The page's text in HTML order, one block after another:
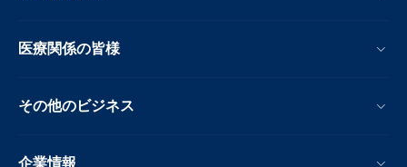
医療関係の皆様
その他のビジネス
企業情報